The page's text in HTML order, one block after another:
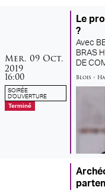
mercredi
Mer. 09 octobre
Oct.
2019
16:00
SOIRÉE
D'OUVERTURE
Terminé
Le
?
Avec
BRAS
DE
Blois •